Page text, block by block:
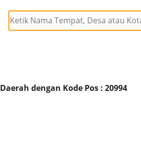
Daerah dengan Kode Pos : 20994